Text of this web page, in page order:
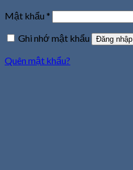
Mật khẩu *
Ghi nhớ mật khẩu
Đăng nhập
Quên mật khẩu?